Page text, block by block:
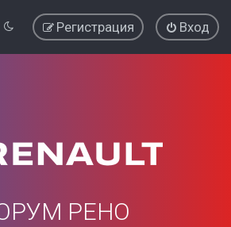
Вход
Регистрация
РЕНО